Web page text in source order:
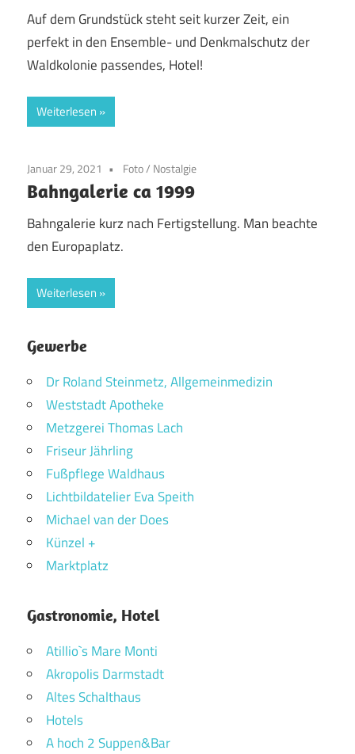
Auf dem Grundstück steht seit kurzer Zeit, ein
perfekt in den Ensemble- und Denkmalschutz der
Waldkolonie passendes, Hotel!
Weiterlesen
Januar 29, 2021 Foto/ Nostalgie
Bahngalerie ca 1999
Bahngalerie kurz nach Fertigstellung. Man beachte
den Europaplatz.
Weiterlesen
Gewerbe
Dr Roland Steinmetz, Allgemeinmedizin
Weststadt Apotheke
Metzgerei Thomas Lach
Friseur Jährling
Fußpflege Waldhaus
Lichtbildatelier Eva Speith
Michael van der Does
Künzel +
Marktplatz
Gastronomie, Hotel
Atillio`s Mare Monti
Akropolis Darmstadt
Altes Schalthaus
Hotels
A hoch 2 Suppen&Bar